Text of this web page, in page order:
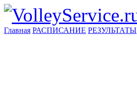
Главная РАСПИСАНИЕ РЕЗУЛЬТАТЫ